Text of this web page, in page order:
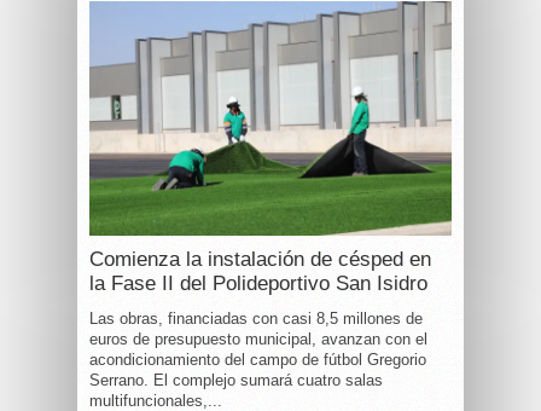
Comienza la instalación de césped en
la Fase II del Polideportivo San Isidro
Las obras, financiadas con casi 8,5 millones de
euros de presupuesto municipal, avanzan con el
acondicionamiento del campo de fútbol Gregorio
Serrano. El complejo sumará cuatro salas
multifuncionales,...